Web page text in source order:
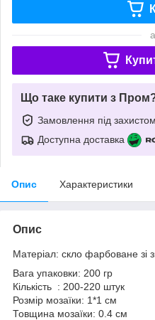
Що таке купити з
Замовлення під захистом
Доступна доставка
Опис Характеристики
Опис
Матеріал: скло фарбоване зі
Вага упаковки: 200 гр
Кількість : 200-220 штук
Розмір мозаїки: 1*1 см
Товщина мозаїки: 0.4 см